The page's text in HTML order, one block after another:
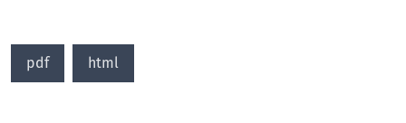
pdf html